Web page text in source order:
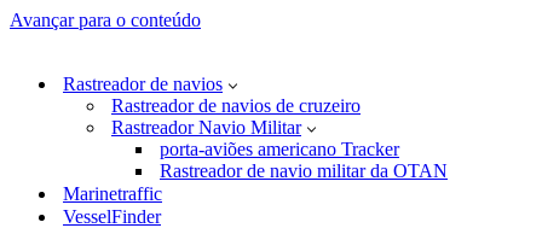
Avançar para o conteúdo
Rastreador de navios
Rastreador de navios de cruzeiro
Rastreador Navio Militar
porta-aviões americano Tracker
Rastreador de navio militar da OTAN
Marinetraffic
VesselFinder